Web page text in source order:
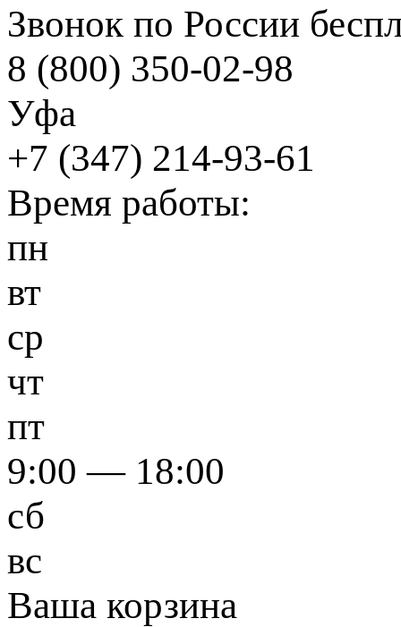
Звонок по России
8 (800) 350-02-98
Уфа
+7 (347) 214-93-61
Время работы:
пн
вт
ср
чт
пт
9:00 — 18:00
сб
вс
Ваша корзина